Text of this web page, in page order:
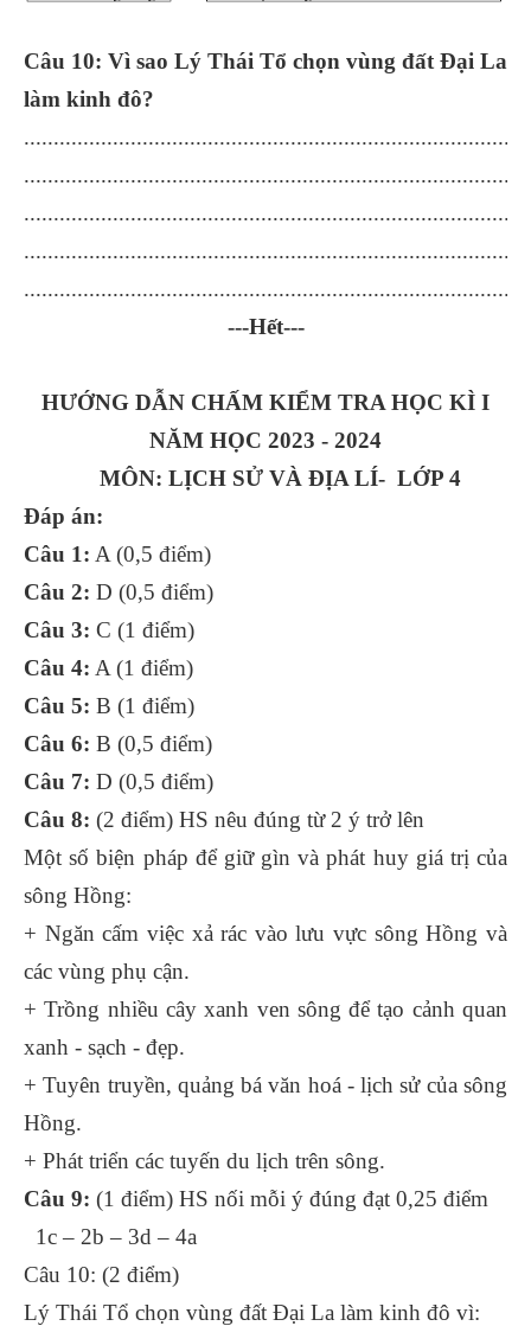
Câu 10: Vì sao Lý Thái Tổ chọn vùng đất Đại La
làm kinh đô?
---Hết---
HƯỚNG DẪN CHẤM KIỂM TRA HỌC KÌ I
NĂM HỌC 2023 - 2024
MÔN: LỊCH SỬ VÀ ĐỊA LÍ- LỚP 4
Đáp án:
Câu 1: A (0,5 điểm)
Câu 2: D (0,5 điểm)
Câu 3: C (1 điểm)
Câu 4: A (1 điểm)
Câu 5: B (1 điểm)
Câu 6: B (0,5 điểm)
Câu 7: D (0,5 điểm)
Câu 8: (2 điểm) HS nêu đúng từ 2 ý trở lên
Một số biện pháp để giữ gìn và phát huy giá trị của
sông Hồng:
+ Ngăn cấm việc xả rác vào lưu vực sông Hồng và
các vùng phụ cận.
+ Trồng nhiều cây xanh ven sông để tạo cảnh quan
xanh - sạch - đẹp.
+ Tuyên truyền, quảng bá văn hoá - lịch sử của sông
Hồng.
+ Phát triển các tuyến du lịch trên sông.
Câu 9: (1 điểm) HS nối mỗi ý đúng đạt 0,25 điểm
1c – 2b – 3d – 4a
Câu 10: (2 điểm)
Lý Thái Tổ chọn vùng đất Đại La làm kinh đô vì: